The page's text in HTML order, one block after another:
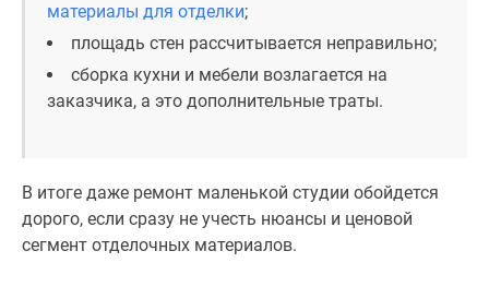
Москве
Новостройки
премиум-
класса
Рассрочка
Траншевая
материалы для отделки;
площадь стен рассчитывается неправильно;
сборка кухни и мебели возлагается на
заказчика, а это дополнительные траты.
В итоге даже ремонт маленькой студии обойдется
дорого, если сразу не учесть нюансы и ценовой
сегмент отделочных материалов.